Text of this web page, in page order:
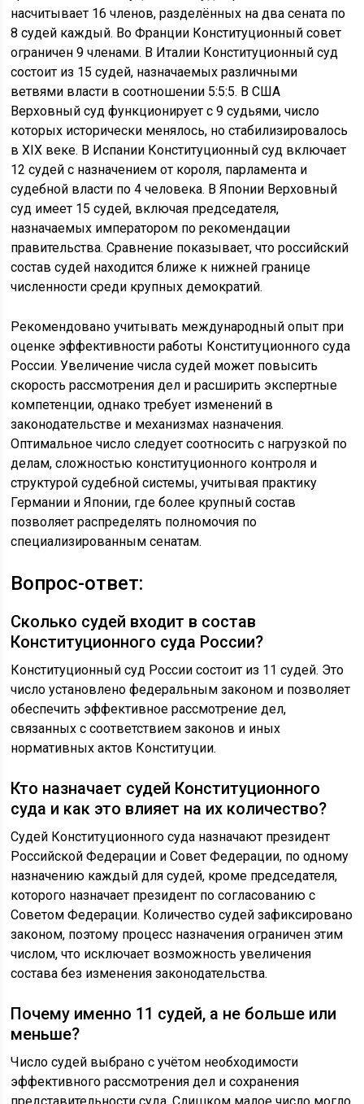
насчитывает 16 членов, разделённых на два сената по
8 судей каждый. Во Франции Конституционный совет
ограничен 9 членами. В Италии Конституционный суд
состоит из 15 судей, назначаемых различными
ветвями власти в соотношении 5:5:5. В США
Верховный суд функционирует с 9 судьями, число
которых исторически менялось, но стабилизировалось
в XIX веке. В Испании Конституционный суд включает
12 судей с назначением от короля, парламента и
судебной власти по 4 человека. В Японии Верховный
суд имеет 15 судей, включая председателя,
назначаемых императором по рекомендации
правительства. Сравнение показывает, что российский
состав судей находится ближе к нижней границе
численности среди крупных демократий.
Рекомендовано учитывать международный опыт при
оценке эффективности работы Конституционного суда
России. Увеличение числа судей может повысить
скорость рассмотрения дел и расширить экспертные
компетенции, однако требует изменений в
законодательстве и механизмах назначения.
Оптимальное число следует соотносить с нагрузкой по
делам, сложностью конституционного контроля и
структурой судебной системы, учитывая практику
Германии и Японии, где более крупный состав
позволяет распределять полномочия по
специализированным сенатам.
Вопрос-ответ:
Сколько судей входит в состав
Конституционного суда России?
Конституционный суд России состоит из 11 судей. Это
число установлено федеральным законом и позволяет
обеспечить эффективное рассмотрение дел,
связанных с соответствием законов и иных
нормативных актов Конституции.
Кто назначает судей Конституционного
суда и как это влияет на их количество?
Судей Конституционного суда назначают президент
Российской Федерации и Совет Федерации, по одному
назначению каждый для судей, кроме председателя,
которого назначает президент по согласованию с
Советом Федерации. Количество судей зафиксировано
законом, поэтому процесс назначения ограничен этим
числом, что исключает возможность увеличения
состава без изменения законодательства.
Почему именно 11 судей, а не больше или
меньше?
Число судей выбрано с учётом необходимости
эффективного рассмотрения дел и сохранения